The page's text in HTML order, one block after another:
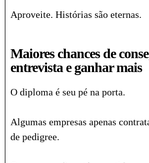
Aproveite. Histórias são eternas.
Maiores chances de
entrevista e ganhar mais
O diploma é seu pé na porta.
Algumas empresas apenas
de pedigree.